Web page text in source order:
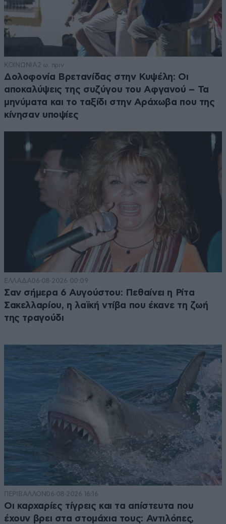
ΚΟΙΝΩΝΙΑ2 ω. πριν
Δολοφονία Βρετανίδας στην Κυψέλη: Οι
αποκαλύψεις της συζύγου του Αφγανού – Τα
μηνύματα και το ταξίδι στην Αράχωβα που της
κίνησαν υποψίες
ΕΛΛΑΔΑ06·08·2026 00:09
Σαν σήμερα 6 Αυγούστου: Πεθαίνει η Ρίτα
Σακελλαρίου, η λαϊκή ντίβα που έκανε τη ζωή
της τραγούδι
ΠΕΡΙΒΑΛΛΟΝ06·08·2026 16:16
Οι καρχαρίες τίγρεις και τα απίστευτα που
έχουν βρει στα στομάχια τους: Αντιλόπες,